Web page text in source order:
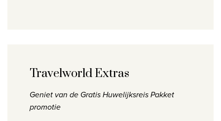
Travelworld Extras
Geniet van de Gratis Huwelijksreis Pakket
promotie